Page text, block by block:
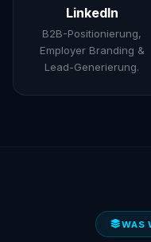
LinkedIn
B2B-Positionierung,
Employer Branding &
Lead-Generierung.
WAS